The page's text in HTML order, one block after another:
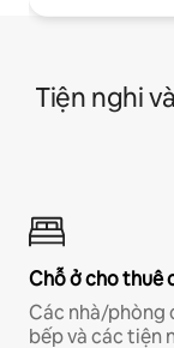
Tiện nghi
Chỗ ở cho thuê
Các nhà/phòng
bếp và các tiện